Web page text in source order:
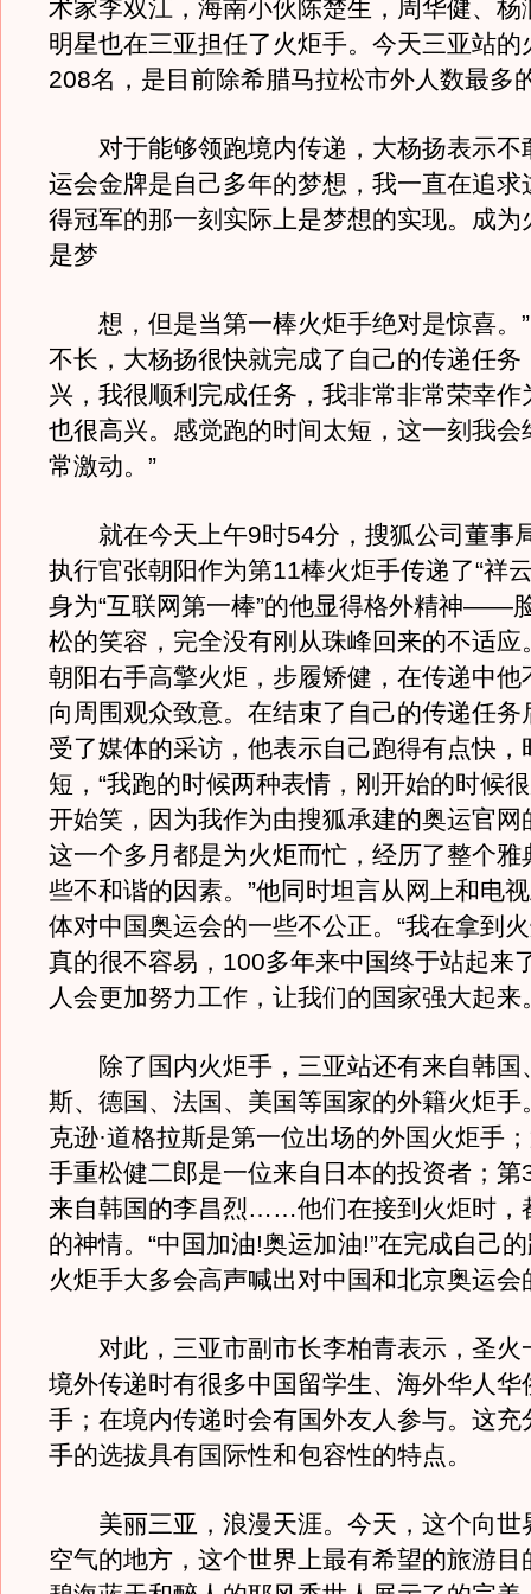
术家李双江，海南小伙陈楚生，周华健、杨
明星也在三亚担任了火炬手。今天三亚站的
208名，是目前除希腊马拉松市外人数最多
对于能够领跑境内传递，大杨扬表示不
运会金牌是自己多年的梦想，我一直在追求
得冠军的那一刻实际上是梦想的实现。成为
是梦
想，但是当第一棒火炬手绝对是惊喜。”
不长，大杨扬很快就完成了自己的传递任务
兴，我很顺利完成任务，我非常非常荣幸作
也很高兴。感觉跑的时间太短，这一刻我会
常激动。”
就在今天上午9时54分，搜狐公司董事
执行官张朝阳作为第11棒火炬手传递了“祥
身为“互联网第一棒”的他显得格外精神——
松的笑容，完全没有刚从珠峰回来的不适应
朝阳右手高擎火炬，步履矫健，在传递中他
向周围观众致意。在结束了自己的传递任务
受了媒体的采访，他表示自己跑得有点快，
短，“我跑的时候两种表情，刚开始的时候
开始笑，因为我作为由搜狐承建的奥运官网
这一个多月都是为火炬而忙，经历了整个雅
些不和谐的因素。”他同时坦言从网上和电
体对中国奥运会的一些不公正。“我在拿到
真的很不容易，100多年来中国终于站起来
人会更加努力工作，让我们的国家强大起来
除了国内火炬手，三亚站还有来自韩国
斯、德国、法国、美国等国家的外籍火炬手
克逊·道格拉斯是第一位出场的外国火炬手
手重松健二郎是一位来自日本的投资者；第
来自韩国的李昌烈……他们在接到火炬时，
的神情。“中国加油!奥运加油!”在完成自己
火炬手大多会高声喊出对中国和北京奥运会
对此，三亚市副市长李柏青表示，圣火
境外传递时有很多中国留学生、海外华人华
手；在境内传递时会有国外友人参与。这充
手的选拔具有国际性和包容性的特点。
美丽三亚，浪漫天涯。今天，这个向世
空气的地方，这个世界上最有希望的旅游目